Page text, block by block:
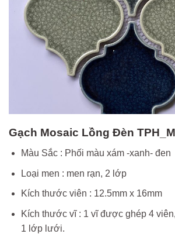
Gạch Mosaic Lồng Đèn
Màu Sắc : Phối màu xám -xanh- đen
Loại men : men rạn, 2 lớp
Kích thước viên : 12.5mm x 16mm
Kích thước vĩ : 1 vĩ được ghép 4
1 lớp lưới.